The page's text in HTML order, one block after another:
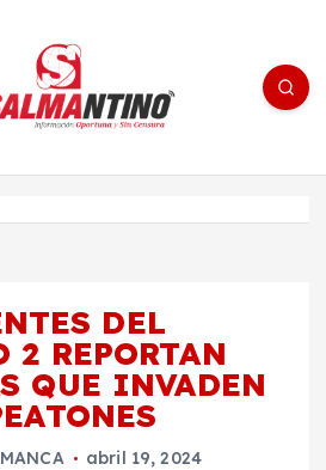
- medios/noticias/editorial
DEL
REPORTAN
QUE INVADEN
abril 19, 2024